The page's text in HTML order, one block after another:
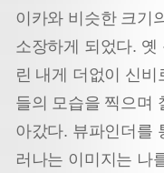
이카와 비슷한 크기
소장하게 되었다. 옛
린 내게 더없이 신
들의 모습을 찍으며
아갔다. 뷰파인더를
러나는 이미지는 나